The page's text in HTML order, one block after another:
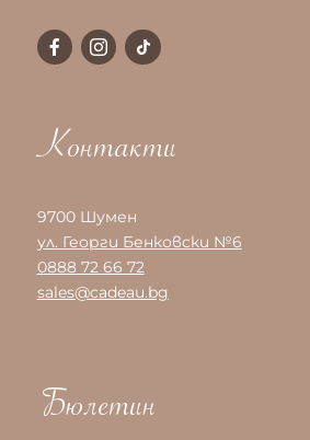
Контакти
9700 Шумен
ул. Георги Бенковски №6
0888 72 66 72
sales@cadeau.bg
Бюлетин